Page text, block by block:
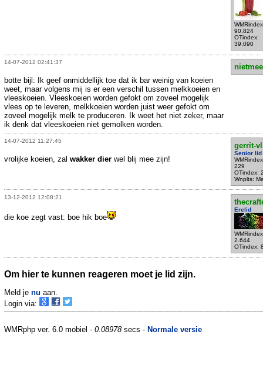
90.824
OTindex:
39.090
14-07-2012 02:41:37
botte bijl: Ik geef onmiddellijk toe dat ik bar weinig van koeien
weet, maar volgens mij is er een verschil tussen melkkoeien en
vleeskoeien. Vleeskoeien worden gefokt om zoveel mogelijk
vlees op te leveren, melkkoeien worden juist weer gefokt om
zoveel mogelijk melk te produceren. Ik weet het niet zeker, maar
ik denk dat vleeskoeien niet gemolken worden.
14-07-2012 11:27:45
gerrit-vl
Senior lid
229
OTindex:
Wnplts:
vrolijke koeien, zal wakker dier wel blij mee zijn!
13-12-2012 12:08:21
Erelid
2.644
OTindex:
die koe zegt vast: boe hik boe
Om hier te kunnen reageren moet je lid zijn.
Meld je nu aan.
Login via:
WMRphp ver. 6.0 mobiel - 0.08978secs - Normale versie